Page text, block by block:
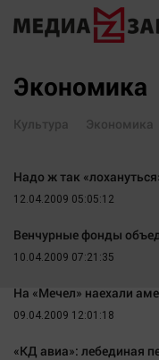
Экономика
Происшествия
Политика
Здоровье
Курилка
Поиск
Экономика
Культура Экономика
Надо ж так
12.04.2009 05:05:12
Венчурные фонды
10.04.2009 07:21:35
На «Мечел» наехали
09.04.2009 12:01:18
«КД авиа»: лебединая